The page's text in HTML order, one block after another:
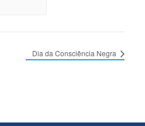
Dia da Consciência Negra